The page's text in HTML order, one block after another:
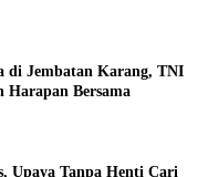
di Jembatan Karang, TNI
Harapan Bersama
Upaya Tanpa Henti Cari